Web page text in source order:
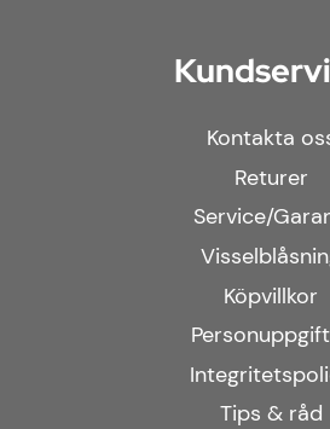
Kontakta
Returer
Service/
Köpvillkor
Tips & råd